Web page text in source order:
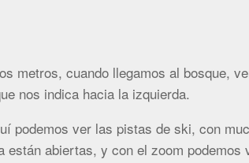
metros, cuando llegamos al bosque,
nos indica hacia la izquierda.
podemos ver las pistas de ski, con
están abiertas, y con el zoom podemos